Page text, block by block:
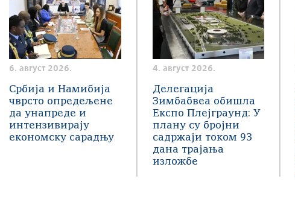
6. август 2026.
Србија и Намибија
чврсто опредељене
да унапреде и
интензивирају
економску сарадњу
4. август 2026.
Делегација
Зимбабвеа обишла
Експо Плејграунд: У
плану су бројни
садржаји током 93
дана трајања
изложбе